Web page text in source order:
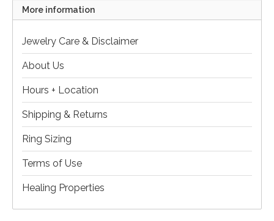
More information
Jewelry Care & Disclaimer
About Us
Hours + Location
Shipping & Returns
Ring Sizing
Terms of Use
Healing Properties